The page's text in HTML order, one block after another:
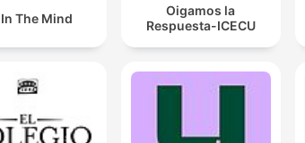
The Mind
Oigamos la
Respuesta-ICECU